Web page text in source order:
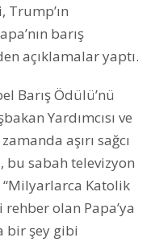
Trump’ın
barış
açıklamalar yaptı.
Barış Ödülü’nü
Yardımcısı ve
aşırı sağcı
bu sabah televizyon
“Milyarlarca Katolik
olan Papa’ya
bir şey gibi